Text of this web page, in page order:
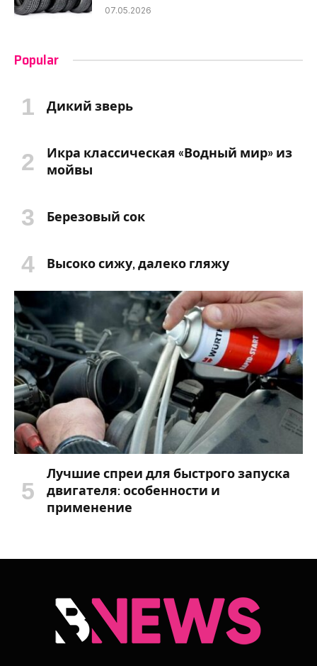
07.05.2026
Popular
Дикий зверь
Икра классическая «Водный мир» из
мойвы
Березовый сок
Высоко сижу, далеко гляжу
Лучшие спреи для быстрого запуска
двигателя: особенности и
применение